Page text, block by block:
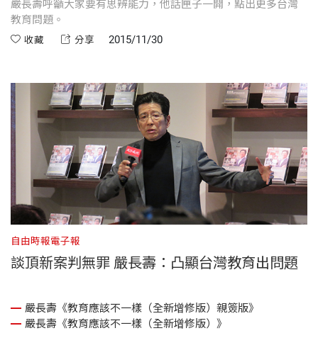
嚴長壽呼籲大家要有思辨能力，他話匣子一開，點出更多台灣
教育問題。
收藏 分享 2015/11/30
自由時報電子報
談頂新案判無罪 嚴長壽：凸顯台灣教育出問題
嚴長壽《教育應該不一樣（全新增修版）親簽版》
嚴長壽《教育應該不一樣（全新增修版）》